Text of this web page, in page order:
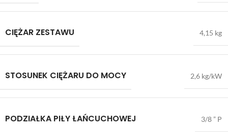
CIĘŻAR ZESTAWU 4,15 kg
STOSUNEK CIĘŻARU DO MOCY 2,6 kg/kW
PODZIAŁKA PIŁY ŁAŃCUCHOWEJ 3/8 ” P